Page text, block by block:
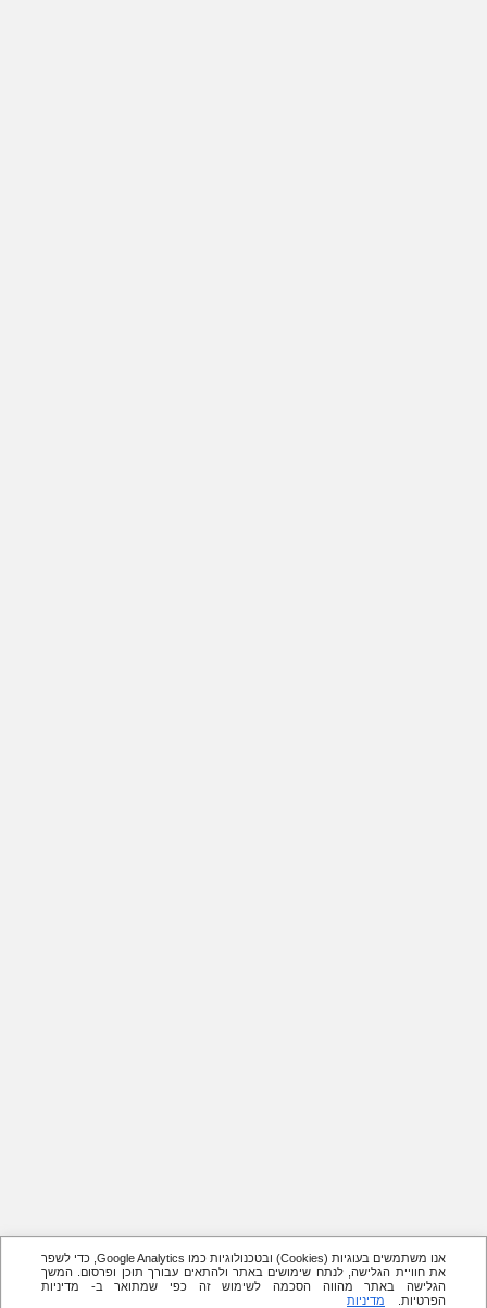
אנו משתמשים בעוגיות (Cookies) ובטכנולוגיות כמו Google Analytics, כדי לשפר
את חוויית הגלישה, לנתח שימושים באתר ולהתאים עבורך תוכן ופרסום. המשך
הגלישה באתר מהווה הסכמה לשימוש זה כפי שמתואר ב- מדיניות
הפרטיות.
מדיניות